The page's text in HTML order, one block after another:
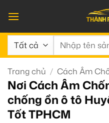
qua
nội
dung
Tìm
Trang chủ / Cách Âm
Nơi Cách Âm
chống ồn ô tô
Tốt TPHCM